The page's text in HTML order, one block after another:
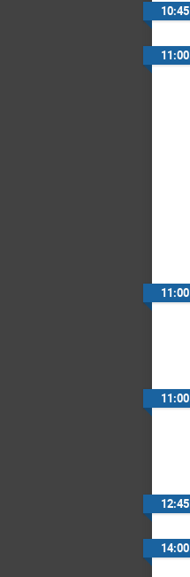
10:45
11:00
11:00
11:00
12:45
14:00